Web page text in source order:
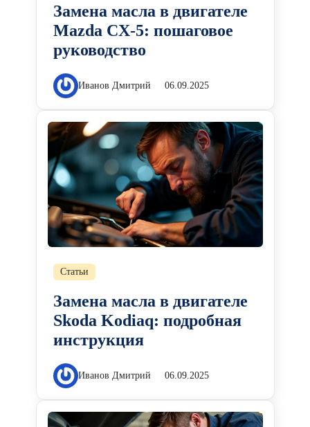
Замена масла в двигателе
Mazda CX-5: пошаговое
руководство
Иванов Дмитрий 06.09.2025
Статьи
Замена масла в двигателе
Skoda Kodiaq: подробная
инструкция
Иванов Дмитрий 06.09.2025